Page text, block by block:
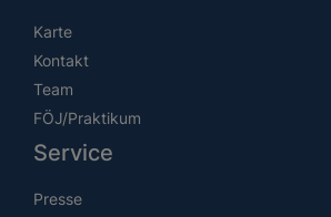
Karte
Kontakt
Team
FÖJ/Praktikum
Service
Presse